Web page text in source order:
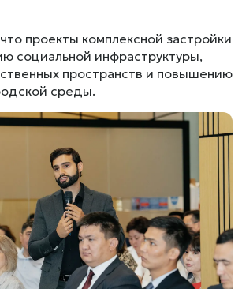
проекты комплексной застройки
социальной инфраструктуры,
пространств и повышению
среды.